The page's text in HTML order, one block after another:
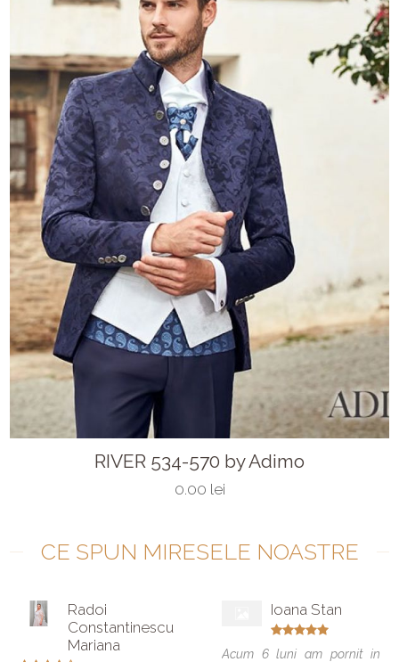
RIVER 534-570 by Adimo
0.00 lei
CE SPUN MIRESELE NOASTRE
Radoi
Constantinescu
Mariana
Ioana Stan
Acum 6 luni am pornit in